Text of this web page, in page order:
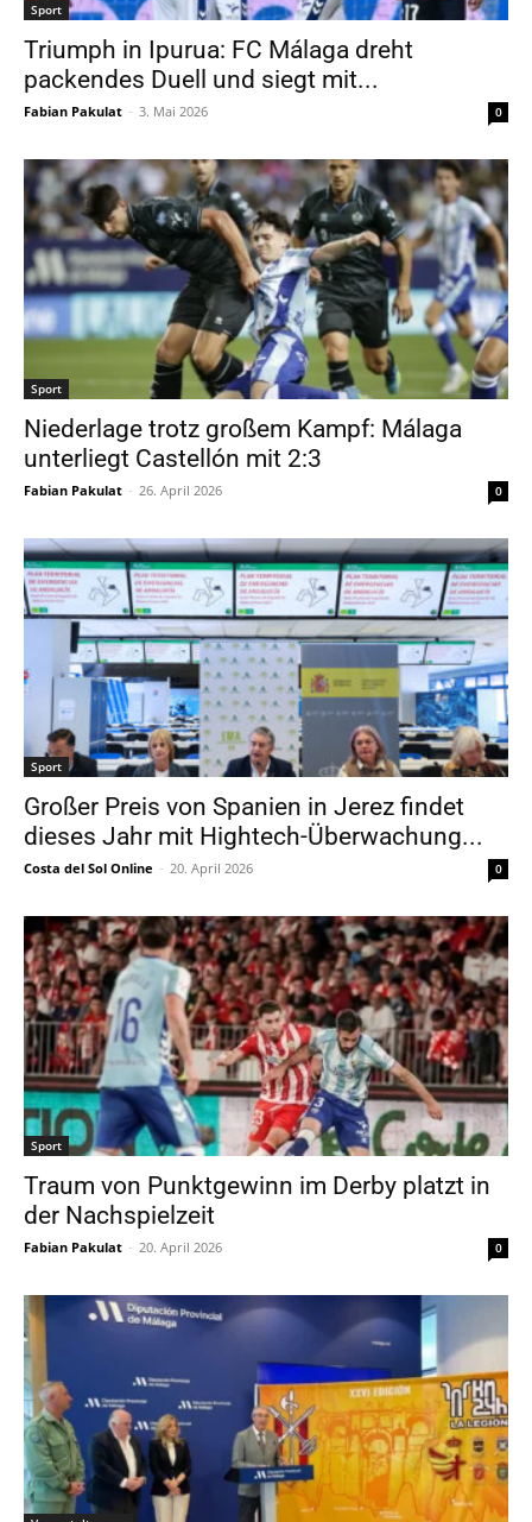
Sport
Triumph in Ipurua: FC Málaga dreht
packendes Duell und siegt mit...
Fabian Pakulat - 3. Mai 2026 0
Sport
Niederlage trotz großem Kampf: Málaga
unterliegt Castellón mit 2:3
Fabian Pakulat - 26. April 2026 0
Sport
Großer Preis von Spanien in Jerez findet
dieses Jahr mit Hightech-Überwachung...
Costa del Sol Online - 20. April 2026 0
Sport
Traum von Punktgewinn im Derby platzt in
der Nachspielzeit
Fabian Pakulat - 20. April 2026 0